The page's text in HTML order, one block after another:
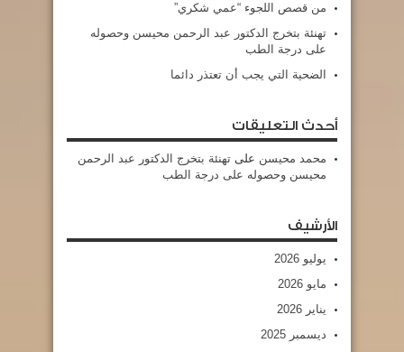
من قصص اللجوء “عمي شكري”
تهنئة بتخرج الدكتور عبد الرحمن محيسن وحصوله
على درجة الطب
الضحية التي يجب أن تعتذر دائما
أحدث التعليقات
محمد محيسن على تهنئة بتخرج الدكتور عبد الرحمن
محيسن وحصوله على درجة الطب
الأرشيف
يوليو 2026
مايو 2026
يناير 2026
ديسمبر 2025